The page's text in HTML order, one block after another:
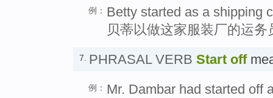
例： Betty started as a shipping
贝蒂以做这家服装厂的运
7. PHRASAL VERB Start off
例： Mr. Dambar had started off